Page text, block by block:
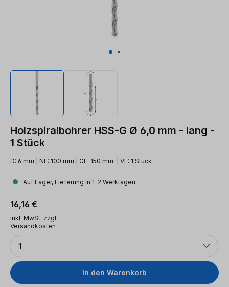
Holzspiralbohrer HSS-G Ø 6,0 mm - lang -
1 Stück
D: 6 mm | NL: 100 mm | GL: 150 mm | VE: 1 Stück
Auf Lager, Lieferung in 1-2 Werktagen
Regulärer Preis:
16,16 €
inkl. MwSt. zzgl.
Versandkosten
Anzahl
1
In den Warenkorb